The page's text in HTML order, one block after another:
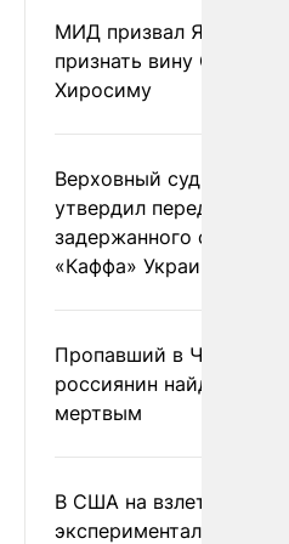
МИД призвал Японию
признать вину США за
Хиросиму
Верховный суд Швеции
утвердил передачу
задержанного
«Каффа» Украине
Пропавший в
россиянин найден
мертвым
В США на взлете
экспериментальный